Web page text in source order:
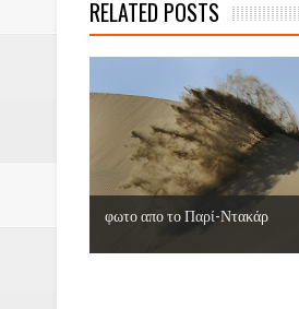
ΤΟ
RELATED POSTS
φωτο απο το Παρί-Ντακάρ